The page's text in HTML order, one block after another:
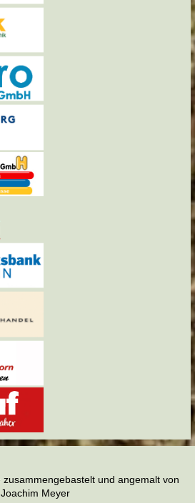
und angemalt von
Joachim Meyer